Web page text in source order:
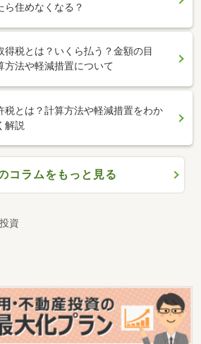
ら住めなくなる？
得税とは？いくら払う？金額の目
方法や軽減措置について
税とは？計算方法や軽減措置をわか
解説
コラムをもっと見る
資